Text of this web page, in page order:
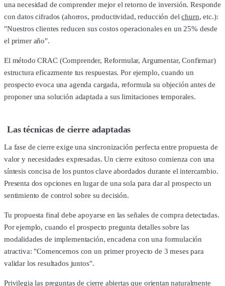
una necesidad de comprender mejor el retorno de inversión. Responde
con datos cifrados (ahorros, productividad, reducción delchurn, etc.):
"Nuestros clientes reducen sus costos operacionales en un 25% desde
el primer año".
El método CRAC (Comprender, Reformular, Argumentar, Confirmar)
estructura eficazmente tus respuestas. Por ejemplo, cuando un
prospecto evoca una agenda cargada, reformula su objeción antes de
proponer una solución adaptada a sus limitaciones temporales.
Las técnicas de cierre adaptadas
La fase de cierre exige una sincronización perfecta entre propuesta de
valor y necesidades expresadas. Un cierre exitoso comienza con una
síntesis concisa de los puntos clave abordados durante el intercambio.
Presenta dos opciones en lugar de una sola para dar al prospecto un
sentimiento de control sobre su decisión.
Tu propuesta final debe apoyarse en las señales de compra detectadas.
Por ejemplo, cuando el prospecto pregunta detalles sobre las
modalidades de implementación, encadena con una formulación
atractiva: "Comencemos con un primer proyecto de 3 meses para
validar los resultados juntos".
Privilegia las preguntas de cierre abiertas que orientan naturalmente